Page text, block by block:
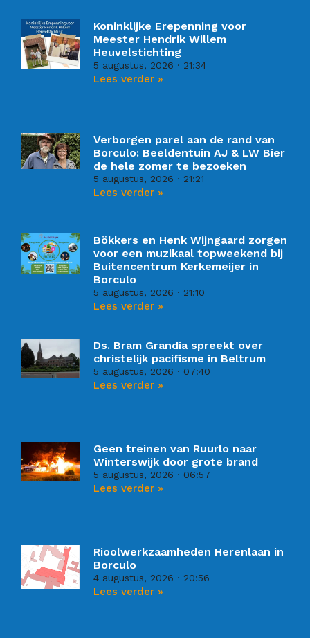
Koninklijke Erepenning voor
Meester Hendrik Willem
Heuvelstichting
5 augustus, 2026 21:34
Lees verder »
Verborgen parel aan de rand van
Borculo: Beeldentuin AJ & LW Bier
de hele zomer te bezoeken
5 augustus, 2026 21:21
Lees verder »
Bökkers en Henk Wijngaard zorgen
voor een muzikaal topweekend bij
Buitencentrum Kerkemeijer in
Borculo
5 augustus, 2026 21:10
Lees verder »
Ds. Bram Grandia spreekt over
christelijk pacifisme in Beltrum
5 augustus, 2026 07:40
Lees verder »
Geen treinen van Ruurlo naar
Winterswijk door grote brand
5 augustus, 2026 06:57
Lees verder »
Rioolwerkzaamheden Herenlaan in
Borculo
4 augustus, 2026 20:56
Lees verder »